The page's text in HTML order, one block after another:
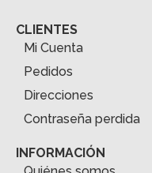
CLIENTES
Mi Cuenta
Pedidos
Direcciones
Contraseña perdida
INFORMACIÓN